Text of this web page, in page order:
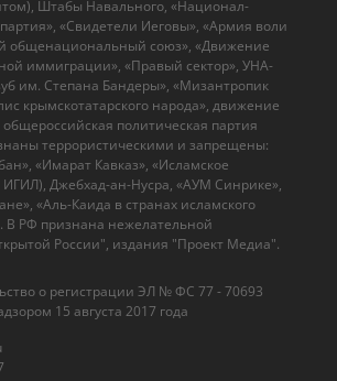
о регистрации ЭЛ № ФС 77 - 70693
15 августа 2017 года
Штабы Навального, «Национал-
«Свидетели Иеговы», «Армия воли
общенациональный союз», «Движение
иммиграции», «Правый сектор», УНА-
им. Степана Бандеры», «Мизантропик
крымскотатарского народа», движение
общероссийская политическая партия
террористическими и запрещены:
«Имарат Кавказ», «Исламское
ИГИЛ), Джебхад-ан-Нусра, «АУМ Синрике»,
«Аль-Каида в странах исламского
В РФ признана нежелательной
России", издания "Проект Медиа".